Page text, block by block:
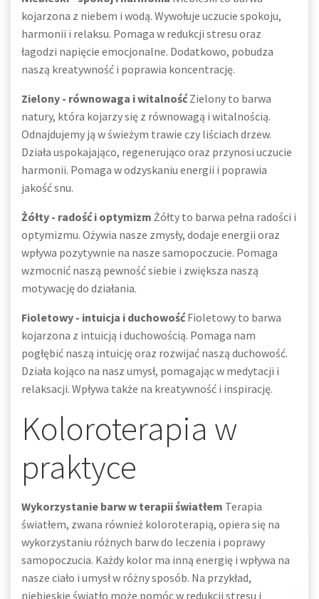
kojarzona z niebem i wodą. Wywołuje uczucie spokoju,
harmonii i relaksu. Pomaga w redukcji stresu oraz
łagodzi napięcie emocjonalne. Dodatkowo, pobudza
naszą kreatywność i poprawia koncentrację.
Zielony - równowaga i witalnośćZielony to barwa
natury, która kojarzy się z równowagą i witalnością.
Odnajdujemy ją w świeżym trawie czy liściach drzew.
Działa uspokajająco, regenerująco oraz przynosi uczucie
harmonii. Pomaga w odzyskaniu energii i poprawia
jakość snu.
Żółty - radość i optymizm Żółty to barwa pełna radości i
optymizmu. Ożywia nasze zmysły, dodaje energii oraz
wpływa pozytywnie na nasze samopoczucie. Pomaga
wzmocnić naszą pewność siebie i zwiększa naszą
motywację do działania.
Fioletowy - intuicja i duchowośćFioletowy to barwa
kojarzona z intuicją i duchowością. Pomaga nam
pogłębić naszą intuicję oraz rozwijać naszą duchowość.
Działa kojąco na nasz umysł, pomagając w medytacji i
relaksacji. Wpływa także na kreatywność i inspirację.
Koloroterapia w
praktyce
Wykorzystanie barw w terapii światłem Terapia
światłem, zwana również koloroterapią, opiera się na
wykorzystaniu różnych barw do leczenia i poprawy
samopoczucia. Każdy kolor ma inną energię i wpływa na
nasze ciało i umysł w różny sposób. Na przykład,
niebieskie światło może pomóc w redukcji stresu i